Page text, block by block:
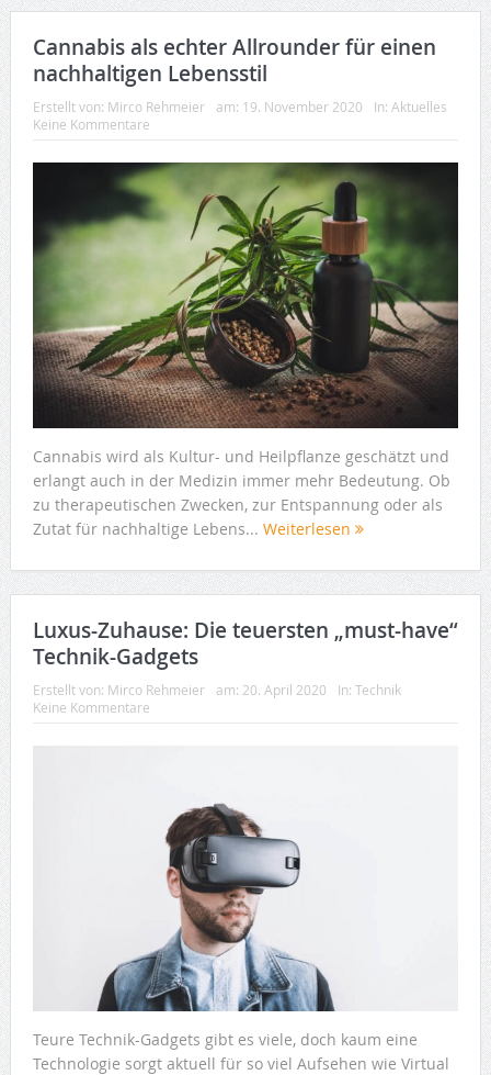
Cannabis als echter Allrounder für einen
nachhaltigen Lebensstil
Erstellt von: Mirco Rehmeier am: 19. November 2020 In: Aktuelles
Keine Kommentare
Cannabis wird als Kultur- und Heilpflanze geschätzt und
erlangt auch in der Medizin immer mehr Bedeutung. Ob
zu therapeutischen Zwecken, zur Entspannung oder als
Zutat für nachhaltige Lebens... Weiterlesen
Luxus-Zuhause: Die teuersten „must-have“
Technik-Gadgets
Erstellt von: Mirco Rehmeier am: 20. April 2020 In: Technik
Keine Kommentare
Teure Technik-Gadgets gibt es viele, doch kaum eine
Technologie sorgt aktuell für so viel Aufsehen wie Virtual